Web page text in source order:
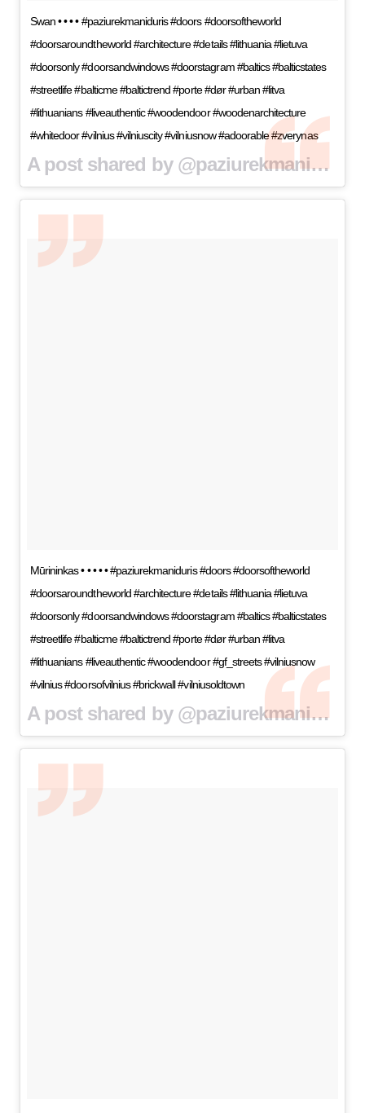
Swan • • • • #paziurekmaniduris #doors #doorsoftheworld
#doorsaroundtheworld #architecture #details #lithuania #lietuva
#doorsonly #doorsandwindows #doorstagram #baltics #balticstates
#streetlife #balticme #baltictrend #porte #dør #urban #litva
#lithuanians #liveauthentic #woodendoor #woodenarchitecture
#whitedoor #vilnius #vilniuscity #vilniusnow #adoorable #zverynas
A post shared by @paziurekmaniduris on
Mūrininkas • • • • • #paziurekmaniduris #doors #doorsoftheworld
#doorsaroundtheworld #architecture #details #lithuania #lietuva
#doorsonly #doorsandwindows #doorstagram #baltics #balticstates
#streetlife #balticme #baltictrend #porte #dør #urban #litva
#lithuanians #liveauthentic #woodendoor #gf_streets #vilniusnow
#vilnius #doorsofvilnius #brickwall #vilniusoldtown
A post shared by @paziurekmaniduris on